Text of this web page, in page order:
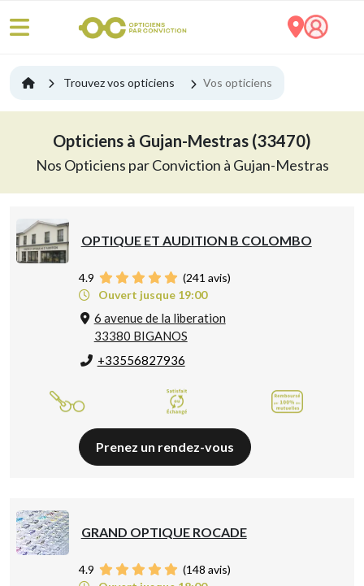
Trouvez vos opticiens Vos opticiens
Opticiens à Gujan-Mestras (33470)
Nos Opticiens par Conviction à Gujan-Mestras
OPTIQUE ET AUDITION B COLOMBO
4.9 (241 avis)
Ouvert jusque 19:00
6 avenue de la liberation
33380 BIGANOS
+33556827936
Prenez un rendez-vous
GRAND OPTIQUE ROCADE
4.9 (148 avis)